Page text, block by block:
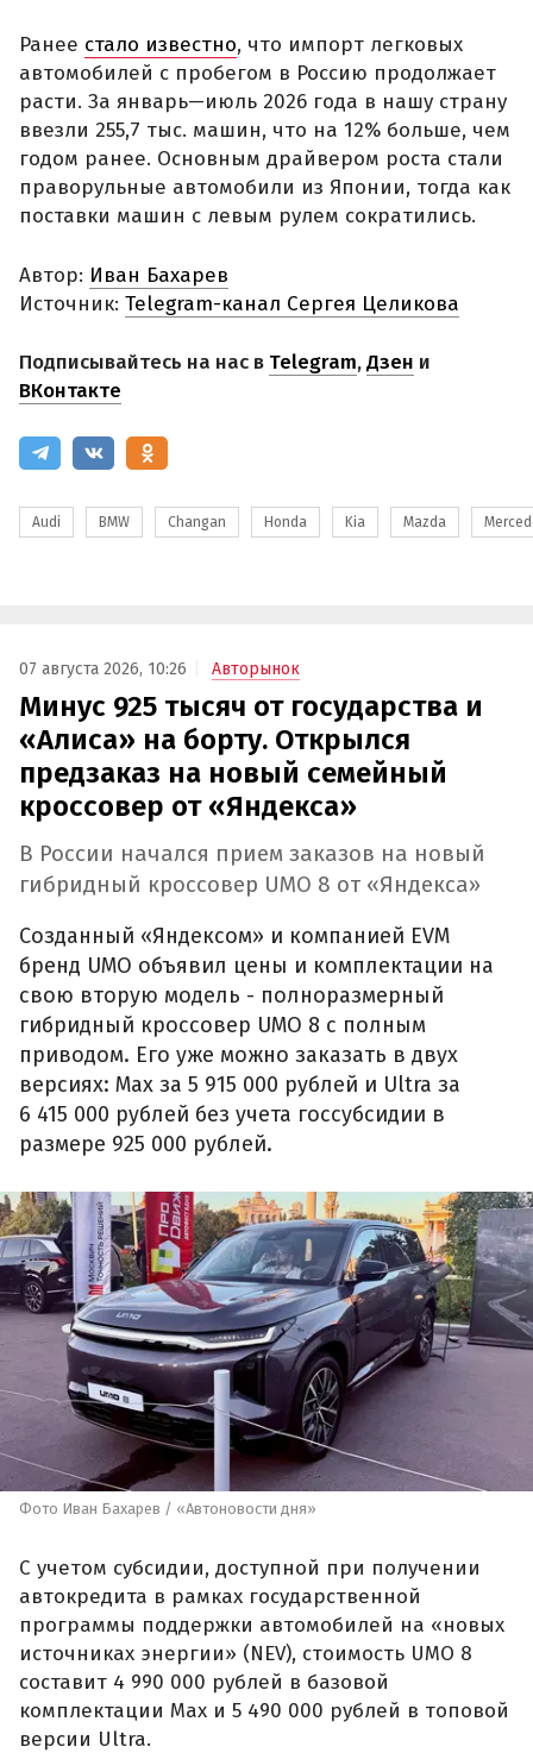
Ранее стало известно, что импорт легковых
автомобилей с пробегом в Россию продолжает
расти. За январь—июль 2026 года в нашу страну
ввезли 255,7 тыс. машин, что на 12% больше, чем
годом ранее. Основным драйвером роста стали
праворульные автомобили из Японии, тогда как
поставки машин с левым рулем сократились.
Автор: Иван Бахарев
Источник: Telegram-канал Сергея Целикова
Подписывайтесь на нас в Telegram,Дзен и
ВКонтакте
Audi BMW Changan Honda Kia Mazda
07 августа 2026, 10:26 Авторынок
Минус 925 тысяч от государства и
«Алиса» на борту. Открылся
предзаказ на новый семейный
кроссовер от «Яндекса»
В России начался прием заказов на новый
гибридный кроссовер UMO 8 от «Яндекса»
Созданный «Яндексом» и компанией EVM
бренд UMO объявил цены и комплектации на
свою вторую модель - полноразмерный
гибридный кроссовер UMO 8 с полным
приводом. Его уже можно заказать в двух
версиях: Max за 5 915 000 рублей и Ultra за
6 415 000 рублей без учета госсубсидии в
размере 925 000 рублей.
Фото Иван Бахарев / «Автоновости дня»
С учетом субсидии, доступной при получении
автокредита в рамках государственной
программы поддержки автомобилей на «новых
источниках энергии» (NEV), стоимость UMO 8
составит 4 990 000 рублей в базовой
комплектации Max и 5 490 000 рублей в топовой
версии Ultra.